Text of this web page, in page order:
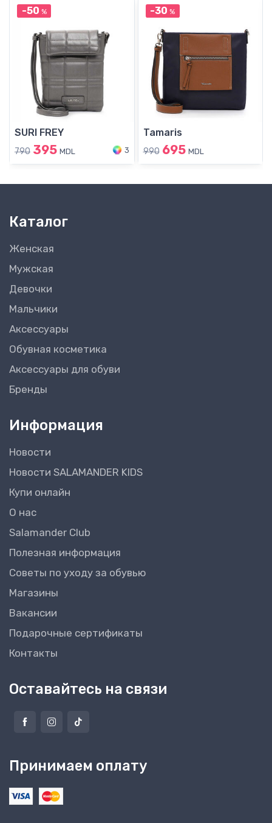
-50 %
SURI FREY
790 395 MDL 3
-30 %
Tamaris
990 695 MDL
Каталог
Женская
Мужская
Девочки
Мальчики
Аксессуары
Обувная косметика
Аксессуары для обуви
Бренды
Информация
Новости
Новости SALAMANDER KIDS
Купи онлайн
О нас
Salamander Club
Полезная информация
Советы по уходу за обувью
Магазины
Вакансии
Подарочные сертификаты
Контакты
Оставайтесь на связи
Принимаем оплату